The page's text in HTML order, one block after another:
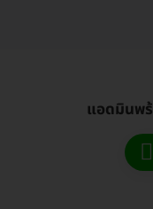
แอดมินพ